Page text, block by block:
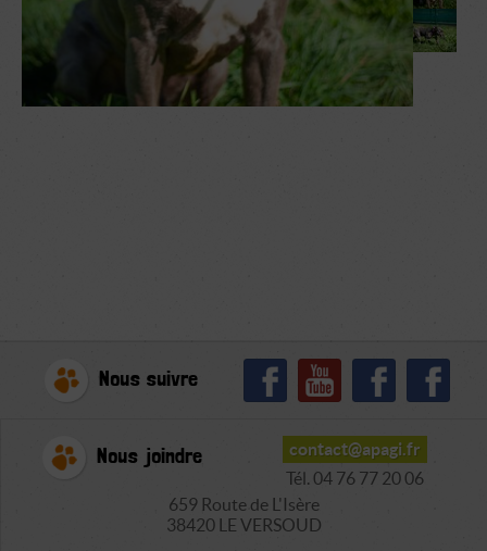
Nous suivre
Nous joindre
contact@apagi.fr
Tél. 04 76 77 20 06
659 Route de L'Isère
38420 LE VERSOUD